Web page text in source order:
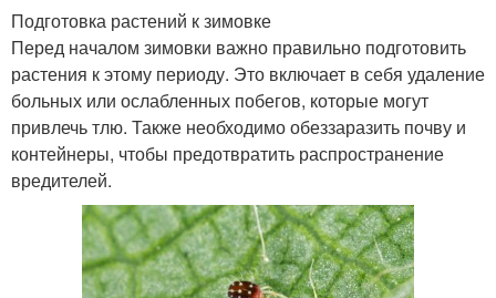
Подготовка растений к зимовке
Перед началом зимовки важно правильно подготовить
растения к этому периоду. Это включает в себя удаление
больных или ослабленных побегов, которые могут
привлечь тлю. Также необходимо обеззаразить почву и
контейнеры, чтобы предотвратить распространение
вредителей.